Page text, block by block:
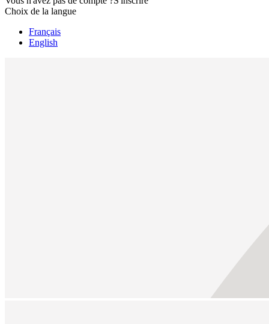
Choix de la langue
Français
English